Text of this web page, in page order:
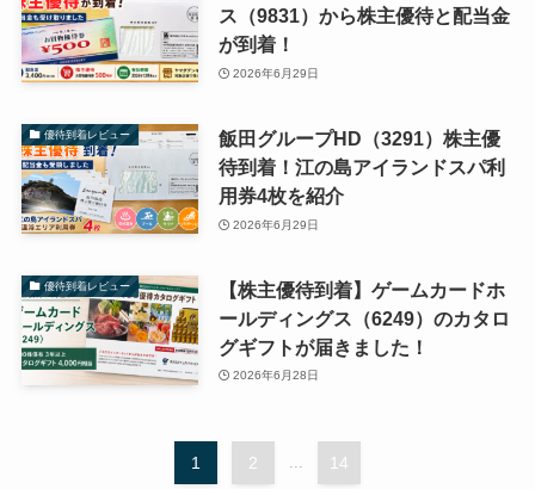
ス（9831）から株主優待と配当金
が到着！
2026年6月29日
優待到着レビュー
飯田グループHD（3291）株主優
待到着！江の島アイランドスパ利
用券4枚を紹介
2026年6月29日
優待到着レビュー
【株主優待到着】ゲームカードホ
ールディングス（6249）のカタロ
グギフトが届きました！
2026年6月28日
1 2 ... 14